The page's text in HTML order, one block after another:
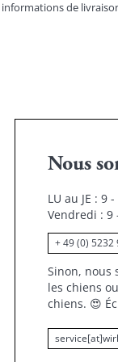
informations de
Nous
LU au JE : 9
Vendredi : 9
+ 49 (0) 5232
Sinon, nous
les chiens
chiens. 😍